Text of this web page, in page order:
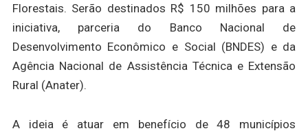
Florestais. Serão destinados R$ 150 milhões para a
iniciativa, parceria do Banco Nacional de
Desenvolvimento Econômico e Social (BNDES) e da
Agência Nacional de Assistência Técnica e Extensão
Rural (Anater).
A ideia é atuar em benefício de 48 municípios